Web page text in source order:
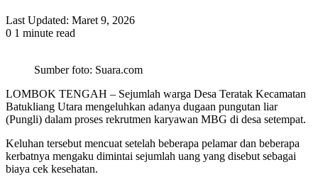
Last Updated: Maret 9, 2026
0 1 minute read
Sumber foto: Suara.com
LOMBOK TENGAH – Sejumlah warga Desa Teratak Kecamatan
Batukliang Utara mengeluhkan adanya dugaan pungutan liar
(Pungli) dalam proses rekrutmen karyawan MBG di desa setempat.
Keluhan tersebut mencuat setelah beberapa pelamar dan beberapa
kerbatnya mengaku dimintai sejumlah uang yang disebut sebagai
biaya cek kesehatan.